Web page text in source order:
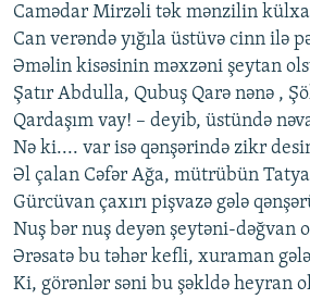
XƏBƏR BÜLLETENLƏRIMIZ
Camədar Mirzəli tək mənzilin
Can verəndə yığıla üstüvə cinn ilə
Əməlin kisəsinin məxzəni şeytan
Şatır Abdulla, Qubuş Qarə nənə ,
Qardaşım vay! – deyib, üstündə
Nə ki.... var isə qənşərində zikr
Əl çalan Cəfər Ağa, mütrübün
Gürcüvan çaxırı pişvazə gələ
Nuş bər nuş deyən şeytəni-dəğvan
Ərəsatə bu təhər kefli, xuraman
Ki, görənlər səni bu şəkldə heyran